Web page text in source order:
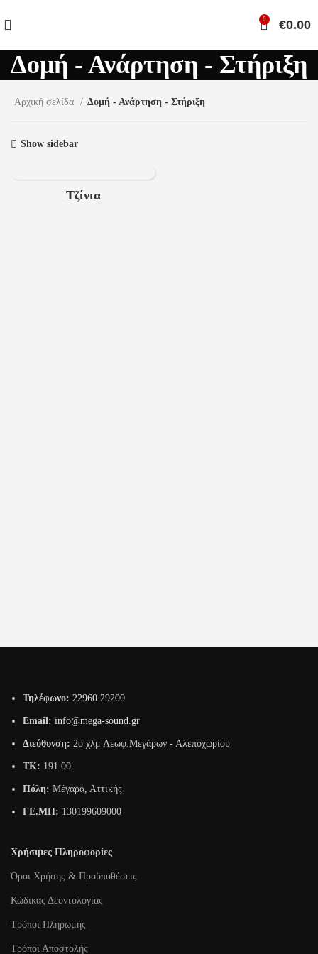
0 €0.00
Δομή - Ανάρτηση - Στήριξη
Αρχική σελίδα Δομή - Ανάρτηση - Στήριξη
Show sidebar
Τζίνια
Τηλέφωνο: 22960 29200
Email: info@mega-sound.gr
Διεύθυνση: 2o χλμ Λεωφ.Μεγάρων - Αλεποχωρίου
TK: 191 00
Πόλη: Μέγαρα, Αττικής
ΓΕ.ΜΗ: 130199609000
Χρήσιμες Πληροφορίες
Όροι Χρήσης & Προϋποθέσεις
Κώδικας Δεοντολογίας
Τρόποι Πληρωμής
Τρόποι Αποστολής